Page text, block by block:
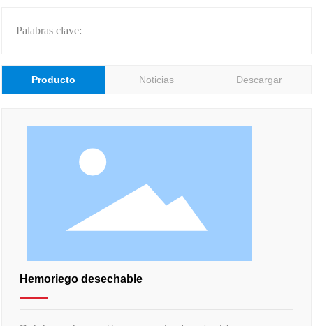
Palabras clave:
Producto Noticias Descargar
Hemoriego desechable